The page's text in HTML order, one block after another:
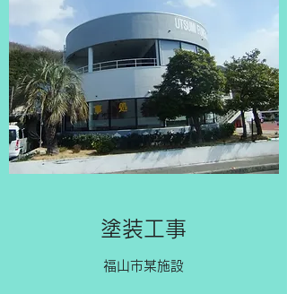
​​塗装工事
​​福山市某施設